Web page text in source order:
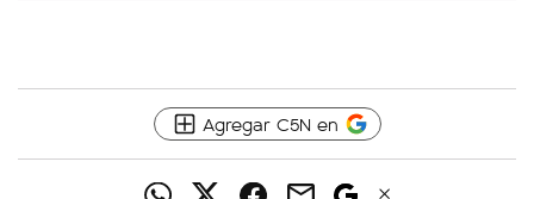
Agregar C5N en